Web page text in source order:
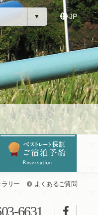
JP
リー よくあるご質問
6631